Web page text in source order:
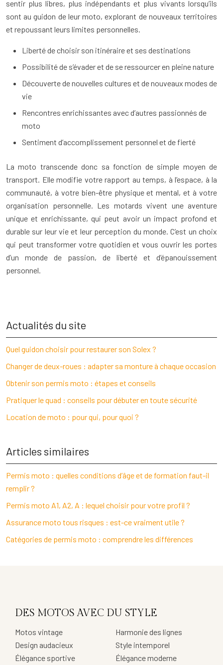
sentir plus libres, plus indépendants et plus vivants lorsqu’ils
sont au guidon de leur moto, explorant de nouveaux territoires
et repoussant leurs limites personnelles.
Liberté de choisir son itinéraire et ses destinations
Possibilité de s’évader et de se ressourcer en pleine nature
Découverte de nouvelles cultures et de nouveaux modes de
vie
Rencontres enrichissantes avec d’autres passionnés de
moto
Sentiment d’accomplissement personnel et de fierté
La moto transcende donc sa fonction de simple moyen de
transport. Elle modifie votre rapport au temps, à l’espace, à la
communauté, à votre bien-être physique et mental, et à votre
organisation personnelle. Les motards vivent une aventure
unique et enrichissante, qui peut avoir un impact profond et
durable sur leur vie et leur perception du monde. C’est un choix
qui peut transformer votre quotidien et vous ouvrir les portes
d’un monde de passion, de liberté et d’épanouissement
personnel.
Actualités du site
Quel guidon choisir pour restaurer son Solex ?
Changer de deux-roues : adapter sa monture à chaque occasion
Obtenir son permis moto : étapes et conseils
Pratiquer le quad : conseils pour débuter en toute sécurité
Location de moto : pour qui, pour quoi ?
Articles similaires
Permis moto : quelles conditions d’âge et de formation faut-il
remplir ?
Permis moto A1, A2, A : lequel choisir pour votre profil ?
Assurance moto tous risques : est-ce vraiment utile ?
Catégories de permis moto : comprendre les différences
DES MOTOS AVEC DU STYLE
Motos vintage
Design audacieux
Élégance sportive
Harmonie des lignes
Style intemporel
Élégance moderne